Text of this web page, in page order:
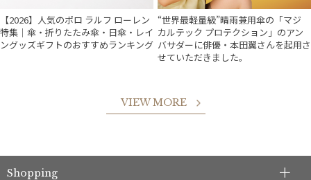
【2026】人気のポロ ラルフ ローレン
特集｜傘・折りたたみ傘・日傘・レイ
ングッズギフトのおすすめランキング
“世界最軽量級”晴雨兼用傘の「マジ
カルテック プロテクション」のアン
バサダーに俳優・本田翼さんを起用さ
せていただきました。
VIEW MORE
Shopping